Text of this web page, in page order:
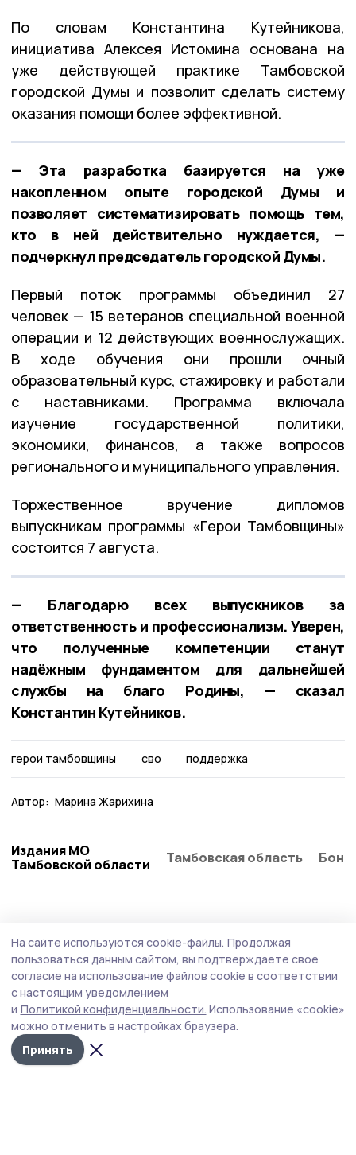
По словам Константина Кутейникова,
инициатива Алексея Истомина основана на
уже действующей практике Тамбовской
городской Думы и позволит сделать систему
оказания помощи более эффективной.
— Эта разработка базируется на уже
накопленном опыте городской Думы и
позволяет систематизировать помощь тем,
кто в ней действительно нуждается, —
подчеркнул председатель городской Думы.
Первый поток программы объединил 27
человек — 15 ветеранов специальной военной
операции и 12 действующих военнослужащих.
В ходе обучения они прошли очный
образовательный курс, стажировку и работали
с наставниками. Программа включала
изучение государственной политики,
экономики, финансов, а также вопросов
регионального и муниципального управления.
Торжественное вручение дипломов
выпускникам программы «Герои Тамбовщины»
состоится 7 августа.
— Благодарю всех выпускников за
ответственность и профессионализм. Уверен,
что полученные компетенции станут
надёжным фундаментом для дальнейшей
службы на благо Родины, — сказал
Константин Кутейников.
герои тамбовщины сво поддержка
Автор: Марина Жарихина
Издания МО
Тамбовской области
Тамбовская область
На сайте используются cookie-файлы. Продолжая
пользоваться данным сайтом, вы подтверждаете свое
согласие на использование файлов cookie в соответствии
с настоящим уведомлением
и Политикой конфиденциальности. Использование «cookie»
можно отменить в настройках браузера.
Принять